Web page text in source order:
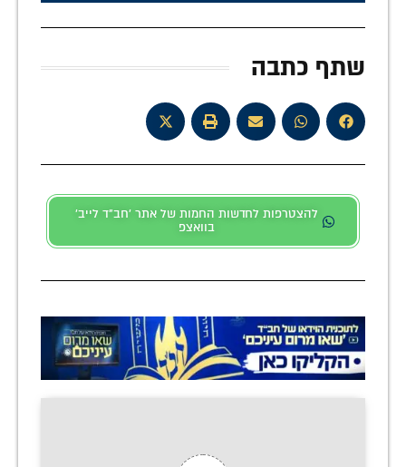
שתף כתבה
להצטרפות לחדשות החמות של אתר 'חב"ד לייב'
בוואצפ